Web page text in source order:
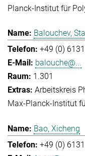
Planck-Institut für
Balouchev,
+49 (0)
balouche@...
1.301
Arbeitskreis
Max-Planck-Institut
Bao, Xicheng
+49 (0)